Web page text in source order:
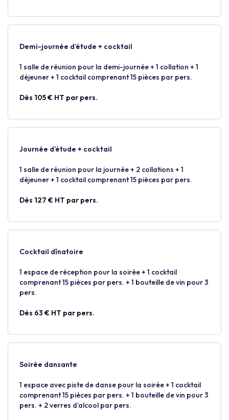
Demi-journée d’étude + cocktail
1 salle de réunion pour la demi-journée + 1 collation + 1
déjeuner + 1 cocktail comprenant 15 pièces par pers.
Dès 105 € HT par pers.
Journée d’étude + cocktail
1 salle de réunion pour la journée + 2 collations + 1
déjeuner + 1 cocktail comprenant 15 pièces par pers.
Dès 127 € HT par pers.
Cocktail dînatoire
1 espace de réception pour la soirée + 1 cocktail
comprenant 15 pièces par pers. + 1 bouteille de vin pour 3
pers.
Dès 63 € HT par pers.
Soirée dansante
1 espace avec piste de danse pour la soirée + 1 cocktail
comprenant 15 pièces par pers. + 1 bouteille de vin pour 3
pers. + 2 verres d’alcool par pers.